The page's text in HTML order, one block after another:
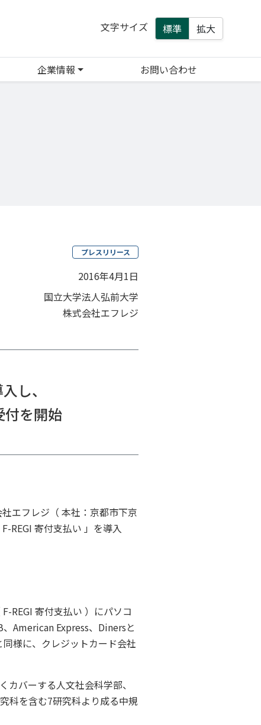
文字サイズ 標準 拡大
企業情報 お問い合わせ
プレスリリース
2016年4月1日
国立大学法人弘前大学
株式会社エフレジ
し、
付を開始
エフレジ（ 本社：京都市下京
REGI 寄付支払い 」を導入
REGI 寄付支払い ）にパソコ
American Express、Dinersと
様に、クレジットカード会社
バーする人文社会科学部、
科を含む7研究科より成る中規